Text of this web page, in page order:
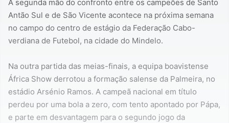
A segunda mão do confronto entre os campeões de Santo
Antão Sul e de São Vicente acontece na próxima semana
no campo do centro de estágio da Federação Cabo-
verdiana de Futebol, na cidade do Mindelo.
Na outra partida das meias-finais, a equipa boavistense
África Show derrotou a formação salense da Palmeira, no
estádio Arsénio Ramos. A campeã nacional em título
perdeu por uma bola a zero, com tento apontado por Pápa,
e parte em desvantagem para o segundo jogo da